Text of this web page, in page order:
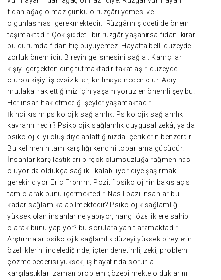
fidan ağaç olmaz çünkü o rüzgârı yemesi ve
olgunlaşması gerekmektedir. Rüzgârın şiddeti de önem
taşımaktadır. Çok şiddetli bir rüzgâr yaşanırsa fidanı kırar
bu durumda fidan hiç büyüyemez. Hayatta belli düzeyde
zorluk önemlidir. Bireyin gelişmesini sağlar. Kamçılar
kişiyi gerçekten dinç tutmaktadır fakat aşırı düzeyde
olursa kişiyi işlevsiz kılar, kırılmaya neden olur. Acıyı
mutlaka hak ettiğimiz için yaşamıyoruz en önemli şey bu.
Her insan hak etmediği şeyler yaşamaktadır.
İkinci kısım psikolojik sağlamlık. Psikolojik sağlamlık
kavramı nedir? Psikolojik sağlamlık duygusal zekâ, ya da
psikolojik iyi oluş diye anlattığınızda içeriklerin benzerdir.
Bu kelimenin tam karşılığı kendini toparlama gücüdür.
İnsanlar karşılaştıkları birçok olumsuzluğa rağmen nasıl
oluyor da oldukça sağlıklı kalabiliyor diye şaşırmak
gerekir diyor Eric Fromm. Pozitif psikolojinin bakış açısı
tam olarak bunu içermektedir. Nasıl bazı insanlar bu
kadar sağlam kalabilmektedir? Psikolojik sağlamlığı
yüksek olan insanlar ne yapıyor, hangi özelliklere sahip
olarak bunu yapıyor? bu sorulara yanıt aramaktadır.
Arştırmalar psikolojik sağlamlık düzeyi yüksek bireylerin
özelliklerini incelediğinde, içten denetimli, zeki, problem
çözme becerisi yüksek, iş hayatında sorunla
karşılaştıkları zaman problem çözebilmekte olduklarını